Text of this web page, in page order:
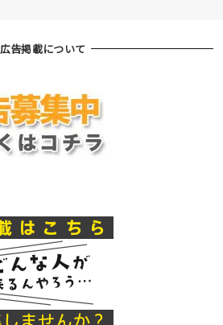
広告掲載について